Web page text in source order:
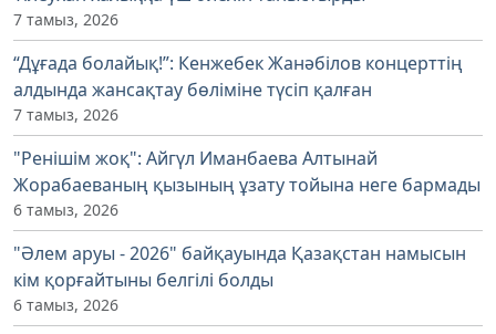
7 тамыз, 2026
“Дұғада болайық!”: Кенжебек Жанәбілов концерттің
алдында жансақтау бөліміне түсіп қалған
7 тамыз, 2026
"Ренішім жоқ": Айгүл Иманбаева Алтынай
Жорабаеваның қызының ұзату тойына неге бармады
6 тамыз, 2026
"Әлем аруы - 2026" байқауында Қазақстан намысын
кім қорғайтыны белгілі болды
6 тамыз, 2026